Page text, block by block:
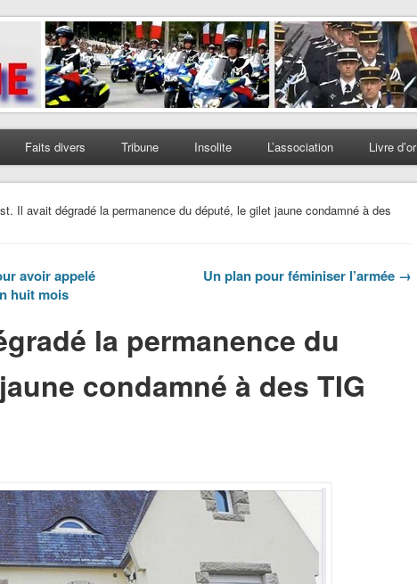
Faits divers Tribune Insolite L’association Livre d’or
Il avait dégradé la permanence du député, le gilet jaune condamné à des
avoir appelé
huit mois
Un plan pour féminiser l’armée →
la permanence du
condamné à des TIG